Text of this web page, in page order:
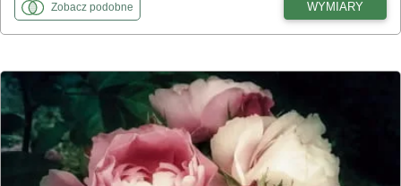
Zobaczfototapety
podobnedo Lot nad złotymi górami WYMIARY